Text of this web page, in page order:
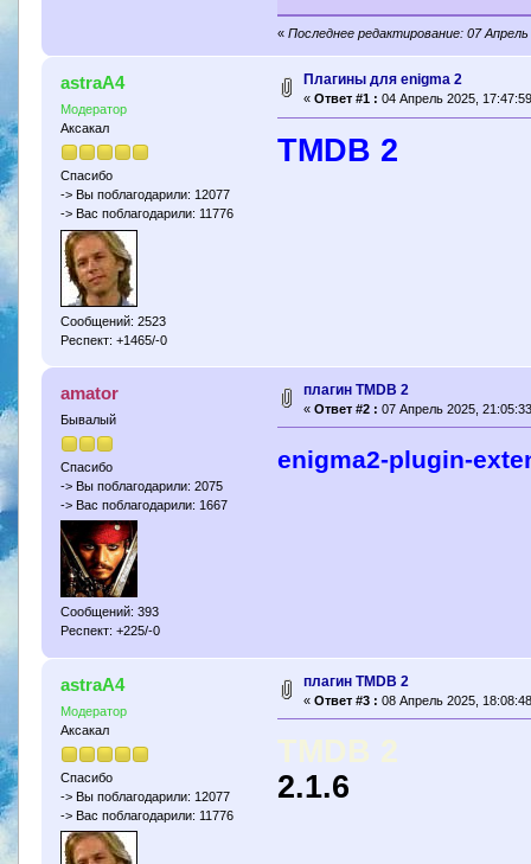
«Последнее редактирование: 07
astraA4
Модератор
Аксакал
Спасибо
-> Вы поблагодарили: 12077
-> Вас поблагодарили: 11776
Сообщений: 2523
Респект: +1465/-0
Плагины для enigma 2
« Ответ #1 : 04 Апрель 2025,
TMDB 2
amator
Бывалый
Спасибо
-> Вы поблагодарили: 2075
-> Вас поблагодарили: 1667
Сообщений: 393
Респект: +225/-0
плагин TMDB 2
« Ответ #2 : 07 Апрель 2025,
enigma2-plugin-
astraA4
Модератор
Аксакал
Спасибо
-> Вы поблагодарили: 12077
-> Вас поблагодарили: 11776
плагин TMDB 2
« Ответ #3 : 08 Апрель 2025,
TMDB 2
2.1.6